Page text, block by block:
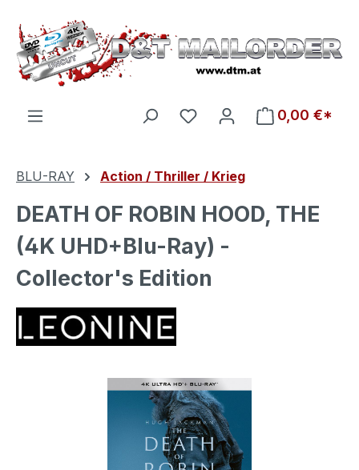
Zum Hauptinhalt springen
Du hast 0 Produkte auf
0,00 €*
BLU-RAY Action / Thriller / Krieg
DEATH OF ROBIN HOOD, THE
(4K UHD+Blu-Ray) -
Collector's Edition
Bildergalerie überspringen